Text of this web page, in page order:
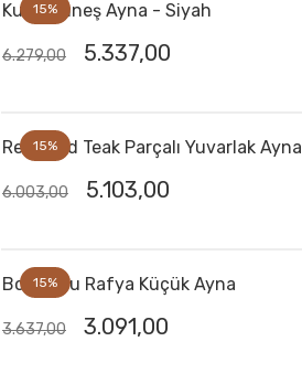
15%
Kubu Güneş Ayna - Siyah
6.279,00 5.337,00
15%
Recycled Teak Parçalı Yuvarlak Ayna
6.003,00 5.103,00
15%
Boncuklu Rafya Küçük Ayna
3.637,00 3.091,00